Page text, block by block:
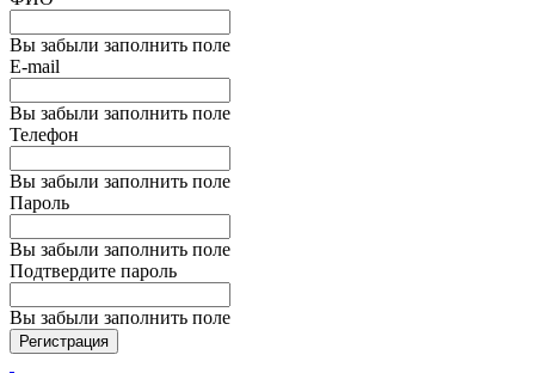
Вы забыли заполнить поле
E-mail
Вы забыли заполнить поле
Телефон
Вы забыли заполнить поле
Пароль
Вы забыли заполнить поле
Подтвердите пароль
Вы забыли заполнить поле
Регистрация